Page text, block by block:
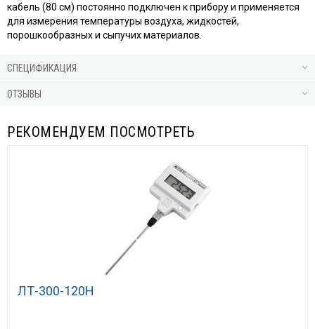
кабель (80 см) постоянно подключен к прибору и применяется
для измерения температуры воздуха, жидкостей,
порошкообразных и сыпучих материалов.
СПЕЦИФИКАЦИЯ
ОТЗЫВЫ
РЕКОМЕНДУЕМ ПОСМОТРЕТЬ
ЛТ-300-120Н